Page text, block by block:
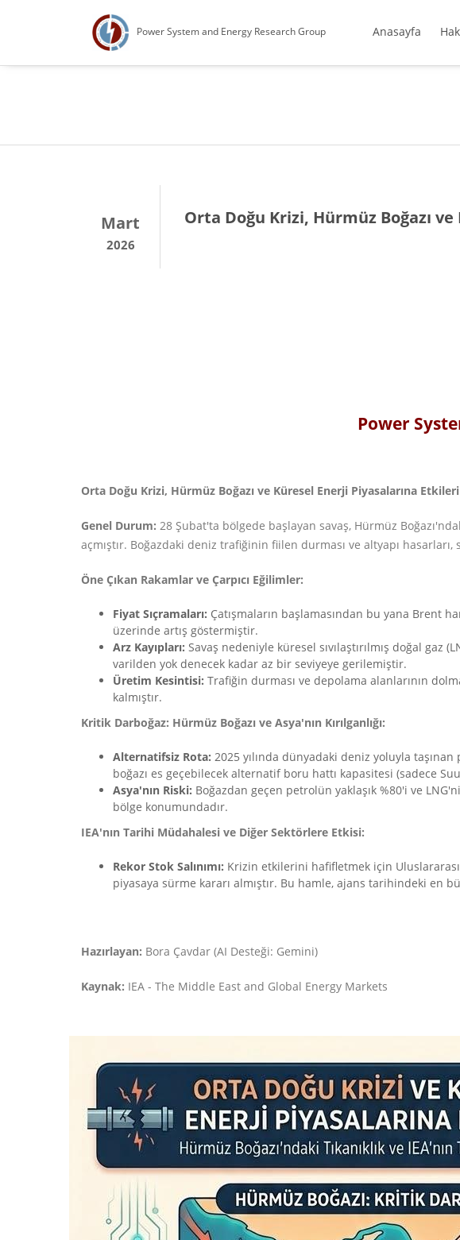
Power System and Energy Research Group Anasayfa
Mart
2026
Orta Doğu Krizi, Hürmüz Boğazı
Power
Orta Doğu Krizi, Hürmüz Boğazı ve Küresel Enerji Piyasalarına Etkileri
Genel Durum: 28 Şubat'ta bölgede başlayan savaş, Hürmüz
açmıştır. Boğazdaki deniz trafiğinin fiilen durması ve altyapı
Öne Çıkan Rakamlar ve Çarpıcı Eğilimler:
Fiyat Sıçramaları: Çatışmaların başlamasından bu yana Brent
üzerinde artış göstermiştir.
Arz Kayıpları: Savaş nedeniyle küresel sıvılaştırılmış doğal gaz
varilden yok denecek kadar az bir seviyeye gerilemiştir.
Üretim Kesintisi: Trafiğin durması ve depolama alanlarının
kalmıştır.
Kritik Darboğaz: Hürmüz Boğazı ve Asya'nın Kırılganlığı:
Alternatifsiz Rota: 2025 yılında dünyadaki deniz yoluyla
boğazı es geçebilecek alternatif boru hattı kapasitesi (sadece
Asya'nın Riski: Boğazdan geçen petrolün yaklaşık %80'i ve
bölge konumundadır.
IEA'nın Tarihi Müdahalesi ve Diğer Sektörlere Etkisi:
Rekor Stok Salınımı: Krizin etkilerini hafifletmek için
piyasaya sürme kararı almıştır. Bu hamle, ajans tarihindeki en
Hazırlayan: Bora Çavdar (AI Desteği: Gemini)
Kaynak: IEA - The Middle East and Global Energy Markets